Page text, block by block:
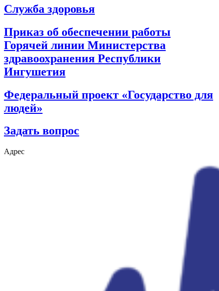
Служба здоровья
Приказ об обеспечении работы
Горячей линии Министерства
здравоохранения Республики
Ингушетия
Федеральный проект «Государство для
людей»
Задать вопрос
Адрес